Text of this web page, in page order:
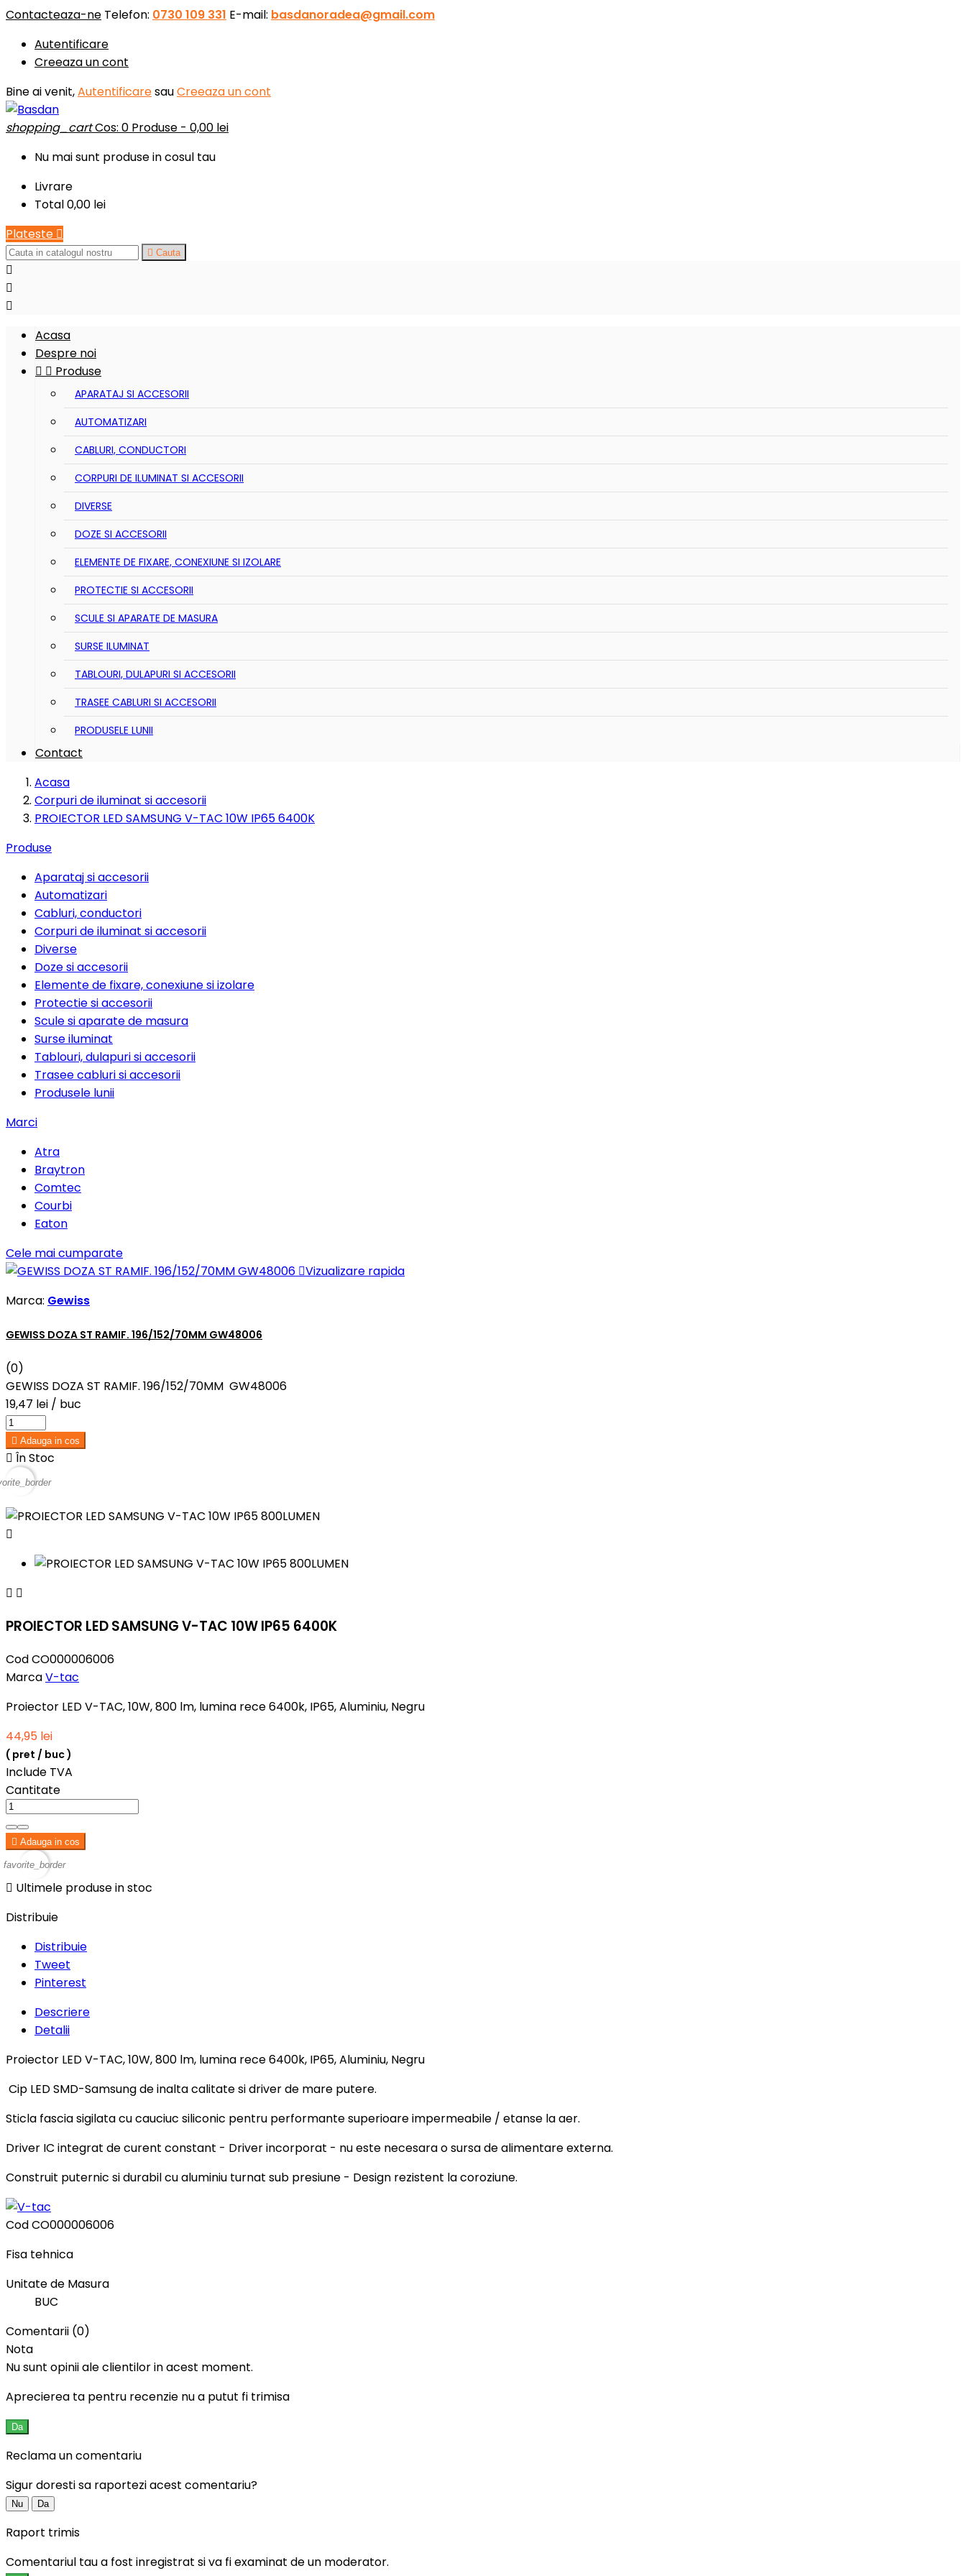
Contacteaza-ne Telefon: 0730 109 331 E-mail: basdanoradea@gmail.com
Autentificare
Creeaza un cont
Bine ai venit,AutentificaresauCreeaza un cont
shopping_cartCos: 0 Produse - 0,00 lei
Nu mai sunt produse in cosul tau
Livrare
Total0,00 lei
Plateste 
 Cauta



Acasa
Despre noi
  Produse
APARATAJ SI ACCESORII
AUTOMATIZARI
CABLURI, CONDUCTORI
CORPURI DE ILUMINAT SI ACCESORII
DIVERSE
DOZE SI ACCESORII
ELEMENTE DE FIXARE, CONEXIUNE SI IZOLARE
PROTECTIE SI ACCESORII
SCULE SI APARATE DE MASURA
SURSE ILUMINAT
TABLOURI, DULAPURI SI ACCESORII
TRASEE CABLURI SI ACCESORII
PRODUSELE LUNII
Contact
Acasa
Corpuri de iluminat si accesorii
PROIECTOR LED SAMSUNG V-TAC 10W IP65 6400K
Produse
Aparataj si accesorii
Automatizari
Cabluri, conductori
Corpuri de iluminat si accesorii
Diverse
Doze si accesorii
Elemente de fixare, conexiune si izolare
Protectie si accesorii
Scule si aparate de masura
Surse iluminat
Tablouri, dulapuri si accesorii
Trasee cabluri si accesorii
Produsele lunii
Marci
Atra
Braytron
Comtec
Courbi
Eaton
Cele mai cumparate
Vizualizare rapida
Marca: Gewiss
GEWISS DOZA ST RAMIF. 196/152/70MM GW48006
(0)
GEWISS DOZA ST RAMIF. 196/152/70MM GW48006
19,47 lei / buc
 Adauga in cos
 În Stoc

 
PROIECTOR LED SAMSUNG V-TAC 10W IP65 6400K
CodCO000006006
MarcaV-tac
Proiector LED V-TAC, 10W, 800 lm, lumina rece 6400k, IP65, Aluminiu, Negru
44,95 lei
( pret / buc )
Include TVA
Cantitate
 Adauga in cos
favorite_border
 Ultimele produse in stoc
Distribuie
Distribuie
Tweet
Pinterest
Descriere
Detalii
Proiector LED V-TAC, 10W, 800 lm, lumina rece 6400k, IP65, Aluminiu, Negru
Cip LED SMD-Samsung de inalta calitate si driver de mare putere.
Sticla fascia sigilata cu cauciuc siliconic pentru performante superioare impermeabile / etanse la aer.
Driver IC integrat de curent constant - Driver incorporat - nu este necesara o sursa de alimentare externa.
Construit puternic si durabil cu aluminiu turnat sub presiune - Design rezistent la coroziune.
CodCO000006006
Fisa tehnica
Unitate de Masura
BUC
Comentarii (0)
Nota
Nu sunt opinii ale clientilor in acest moment.
Aprecierea ta pentru recenzie nu a putut fi trimisa
Da
Reclama un comentariu
Sigur doresti sa raportezi acest comentariu?
Nu Da
Raport trimis
Comentariul tau a fost inregistrat si va fi examinat de un moderator.